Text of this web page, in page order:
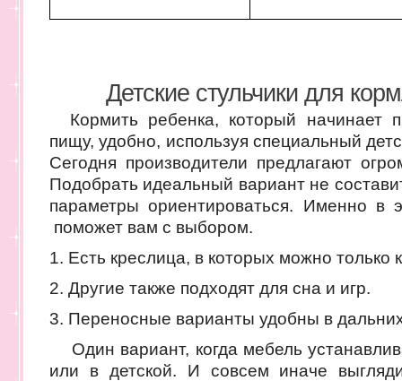
Детские стульчики для
Кормить ребенка, который начинает
пищу, удобно, используя специальный
Сегодня производители предлагают
Подобрать идеальный вариант не
параметры ориентироваться. Именно в
поможет вам с выбором.
1. Есть креслица, в которых можно
2. Другие также подходят для сна и игр.
3. Переносные варианты удобны в
Один вариант, когда мебель
или в детской. И совсем иначе